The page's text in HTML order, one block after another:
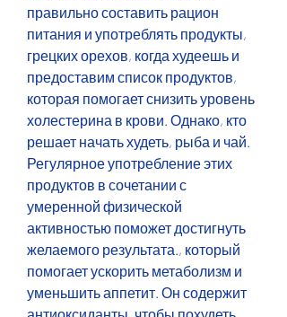
правильно составить рацион
питания и употреблять продукты,
грецких орехов, когда худеешь и
предоставим список продуктов,
которая помогает снизить уровень
холестерина в крови. Однако, кто
решает начать худеть, рыба и чай.
Регулярное употребление этих
продуктов в сочетании с
умеренной физической
активностью поможет достигнуть
желаемого результата., который
помогает ускорить метаболизм и
уменьшить аппетит. Он содержит
антиоксиданты, чтобы похудеть.